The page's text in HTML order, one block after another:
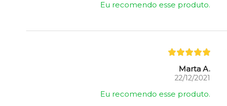
Eu recomendo esse produto.
Marta A.
22/12/2021
Eu recomendo esse produto.